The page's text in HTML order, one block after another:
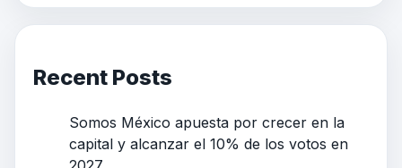
Recent Posts
Somos México apuesta por crecer en la
capital y alcanzar el 10% de los votos en